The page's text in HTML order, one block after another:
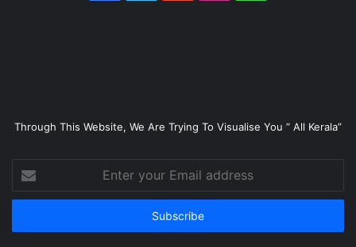
Through This Website, We Are Trying To Visualise You “ All Kerala”
your
Email